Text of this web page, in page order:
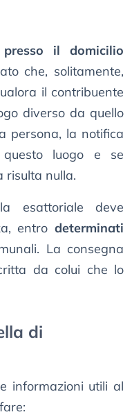
presso il domicilio
che, solitamente,
il contribuente
diverso da quello
persona, la notifica
luogo e se
risulta nulla.
esattoriale deve
entro determinati
La consegna
da colui che lo
di
informazioni utili al